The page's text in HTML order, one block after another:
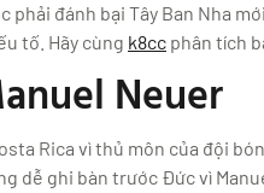
đánh bại Tây Ban Nha
tố. Hãy cùng k8cc phân tích
Neuer
Rica vì thủ môn của đội
dễ ghi bàn trước Đức vì